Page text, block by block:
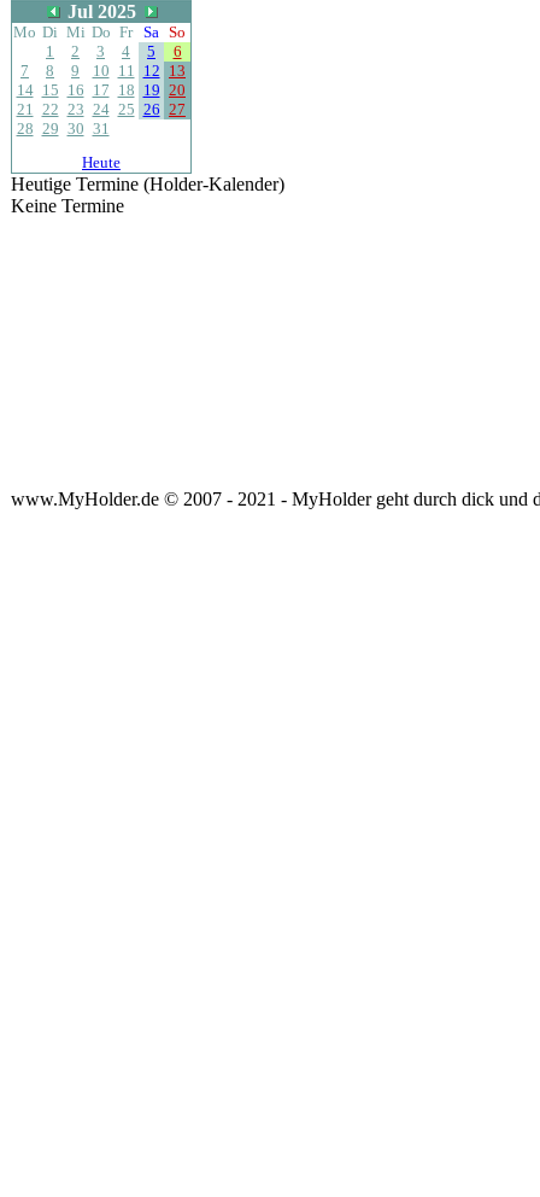
Jul 2025
Mo Di Mi Do Fr Sa So
1
2 3 4 5
6
7
8 9 10 11 12 13
14 15 16 17 18 19 20
21 22 23 24 25 26 27
28 29 30 31
Heute
Heutige Termine (Holder-Kalender)
Keine Termine
www.MyHolder.de © 2007 - 2021 - MyHolder geht durch dick und